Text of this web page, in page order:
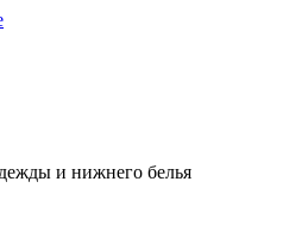
и нижнего белья